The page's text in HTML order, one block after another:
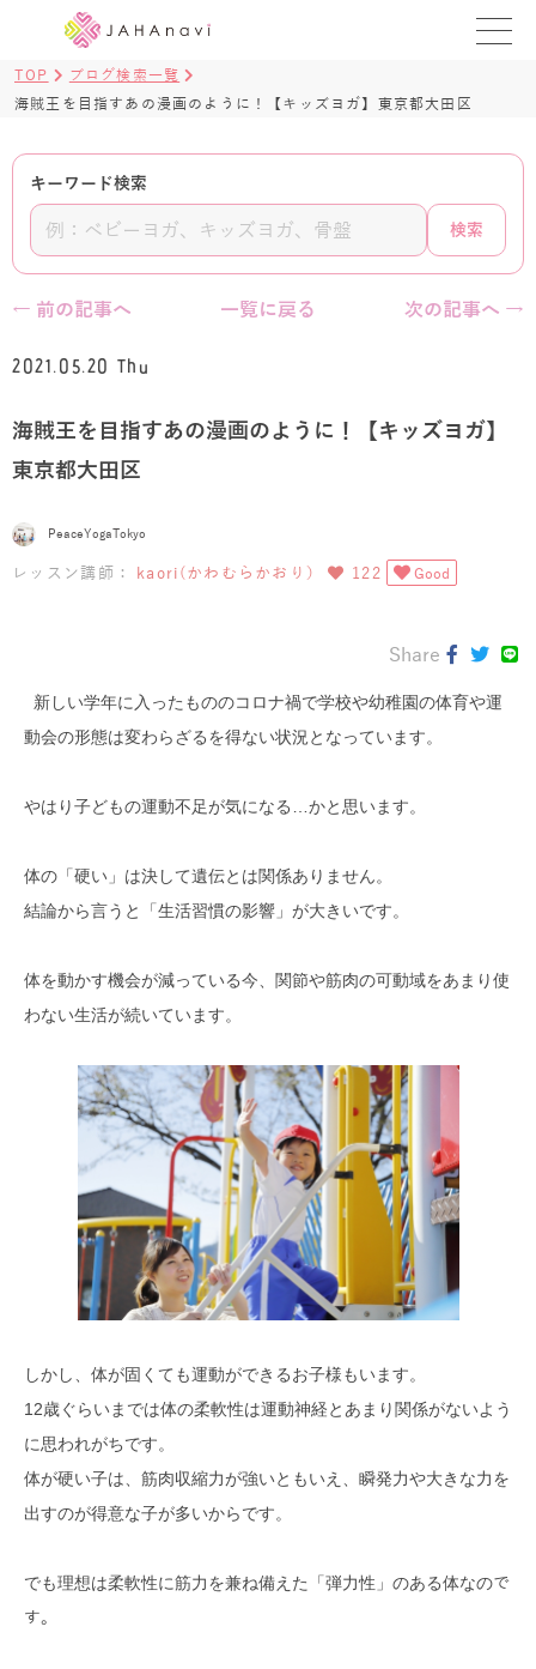
レッスンを探す
BLOG
ヨガ資格講座 ›
TOP
ブログ検索一覧
海賊王を目指すあの漫画のように！【キッズヨガ】東京都大田区
キーワード検索
検索
← 前の記事へ 一覧に戻る 次の記事へ →
2021.05.20 Thu
海賊王を目指すあの漫画のように！【キッズヨガ】
東京都大田区
PeaceYogaTokyo
レッスン講師： kaori(かわむらかおり） 122 Good
Share
新しい学年に入ったもののコロナ禍で学校や幼稚園の体育や運
動会の形態は変わらざるを得ない状況となっています。
やはり子どもの運動不足が気になる…かと思います。
体の「硬い」は決して遺伝とは関係ありません。
結論から言うと「生活習慣の影響」が大きいです。
体を動かす機会が減っている今、 関節や筋肉の可動域をあまり使
わない生活が続いています。
しかし、体が固くても運動ができるお子様もいます。
12歳ぐらいまでは体の柔軟性は運動神経とあまり関係がないよう
に思われがちです。
体が硬い子は、筋肉収縮力が強いともいえ、 瞬発力や大きな力を
出すのが得意な子が多いからです。
でも理想は柔軟性に筋力を兼ね備えた「弾力性」のある体なので
す。